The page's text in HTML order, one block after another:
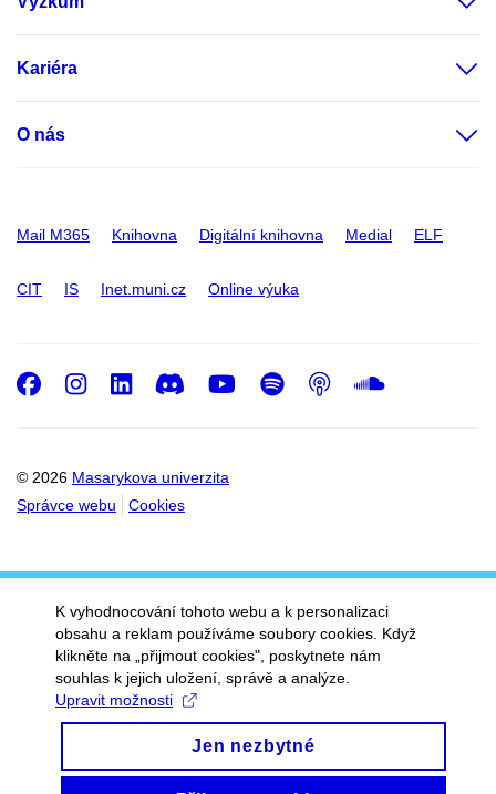
Kariéra
O nás
Mail M365 Knihovna Digitální knihovna Medial ELF
CIT IS Inet.muni.cz Online výuka
© 2026 Masarykova univerzita
Správce webu
Cookies
Facebook
Instagram
LinkedIn
DiscordYoutube
Spotify
Podcast
K vyhodnocování tohoto webu a k personalizaci
obsahu a reklam používáme soubory cookies. Když
klikněte na „přijmout cookies", poskytnete nám
souhlas k jejich uložení, správě a analýze.
Upravit možnosti
Jen nezbytné